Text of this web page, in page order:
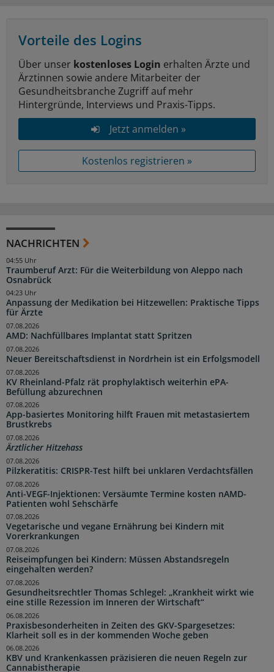
Vorteile des Logins
Über unser kostenloses Login erhalten Ärzte und
Ärztinnen sowie andere Mitarbeiter der
Gesundheitsbranche Zugriff auf mehr
Hintergründe, Interviews und Praxis-Tipps.
Jetzt anmelden »
Kostenlos registrieren »
NACHRICHTEN
Traumberuf Arzt: Für die Weiterbildung von Aleppo nach
Osnabrück
04:55 Uhr
Anpassung der Medikation bei Hitzewellen: Praktische Tipps
für Ärzte
04:23 Uhr
AMD: Nachfüllbares Implantat statt Spritzen
07.08.2026
Neuer Bereitschaftsdienst in Nordrhein ist ein Erfolgsmodell
07.08.2026
KV Rheinland-Pfalz rät prophylaktisch weiterhin ePA-
Befüllung abzurechnen
07.08.2026
App-basiertes Monitoring hilft Frauen mit metastasiertem
Brustkrebs
07.08.2026
Ärztlicher Hitzehass
07.08.2026
Pilzkeratitis: CRISPR-Test hilft bei unklaren Verdachtsfällen
07.08.2026
Anti-VEGF-Injektionen: Versäumte Termine kosten nAMD-
Patienten wohl Sehschärfe
07.08.2026
Vegetarische und vegane Ernährung bei Kindern mit
Vorerkrankungen
07.08.2026
Reiseimpfungen bei Kindern: Müssen Abstandsregeln
eingehalten werden?
07.08.2026
Gesundheitsrechtler Thomas Schlegel: „Krankheit wirkt wie
eine stille Rezession im Inneren der Wirtschaft“
07.08.2026
Praxisbesonderheiten in Zeiten des GKV-Spargesetzes:
Klarheit soll es in der kommenden Woche geben
06.08.2026
KBV und Krankenkassen präzisieren die neuen Regeln zur
Cannabistherapie
06.08.2026